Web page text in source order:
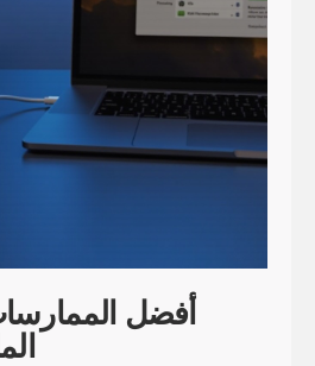
أفضل